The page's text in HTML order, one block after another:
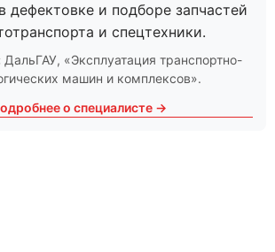
дефектовке и подборе запчастей
и спецтехники.
ДальГАУ, «Эксплуатация транспортно-
машин и комплексов».
о специалисте →